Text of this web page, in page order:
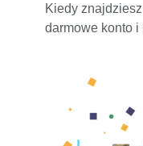
Kiedy
darmowe konto